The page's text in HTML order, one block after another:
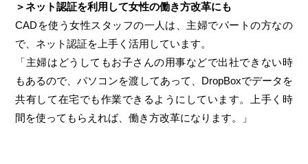
＞ネット認証を利用して女性の働き方改革にも
CADを使う女性スタッフの一人は、主婦でパートの方なの
で、ネット認証を上手く活用しています。
「主婦はどうしてもお子さんの用事などで出社できない時
もあるので、パソコンを渡してあって、DropBoxでデータを
共有して在宅でも作業できるようにしています。上手く時
間を使ってもらえれば、働き方改革になります。」